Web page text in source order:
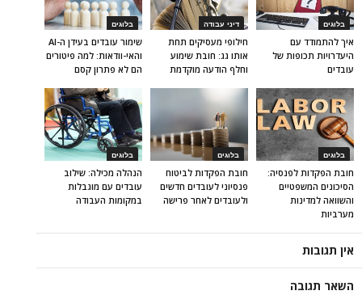
בלוגים
שימור עובדים בעידן ה-AI
והאי-וודאות: למה פיטורים
הם לא פתרון קסם
דיני עבודה
חילופי מעסיקים תחת
אותו גג: חובת שימוע
וחלף הודעה מוקדמת
בלוגים
איך להתמודד עם
היעדרויות תכופות של
עובדים
בלוגים
הנהלה מכילה: שילוב
עובדים עם מוגבלות
במקומות העבודה
בלוגים
חובת הפקדות לביטוח
פנסיוני לעובדים חדשים
ולעובדים לאחר פרישה
בלוגים
חובת הפקדות לפנסיה:
הסיכונים המשפטיים
והשוואה למדינות
מערביות
אין תגובות
השאר תגובה